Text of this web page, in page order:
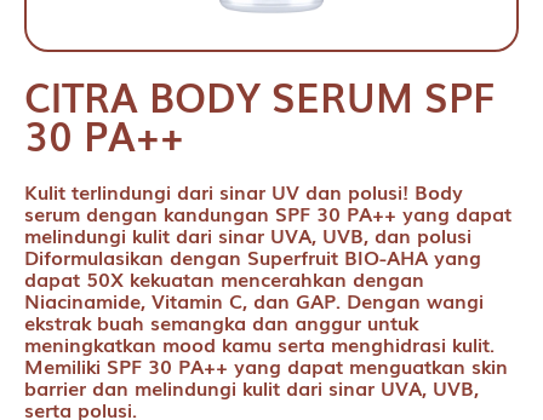
CITRA BODY SERUM SPF
30 PA++
Kulit terlindungi dari sinar UV dan polusi! Body
serum dengan kandungan SPF 30 PA++ yang dapat
melindungi kulit dari sinar UVA, UVB, dan polusi
Diformulasikan dengan Superfruit BIO-AHA yang
dapat 50X kekuatan mencerahkan dengan
Niacinamide, Vitamin C, dan GAP. Dengan wangi
ekstrak buah semangka dan anggur untuk
meningkatkan mood kamu serta menghidrasi kulit.
Memiliki SPF 30 PA++ yang dapat menguatkan skin
barrier dan melindungi kulit dari sinar UVA, UVB,
serta polusi.